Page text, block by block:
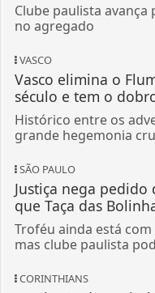
Clube paulista avança
no agregado
VASCO
Vasco elimina o
século e tem o
Histórico entre os
grande hegemonia
SÃO PAULO
Justiça nega
que Taça das
Troféu ainda está com
mas clube paulista
CORINTHIANS